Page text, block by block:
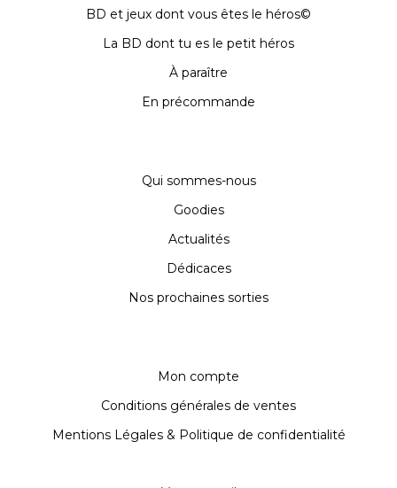
BD et jeux dont vous êtes le héros©
La BD dont tu es le petit héros
À paraître
En précommande
Qui sommes-nous
Goodies
Actualités
Dédicaces
Nos prochaines sorties
Mon compte
Conditions générales de ventes
Mentions Légales & Politique de confidentialité